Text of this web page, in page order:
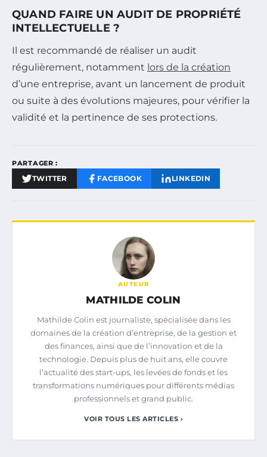
QUAND FAIRE UN AUDIT DE PROPRIÉTÉ
INTELLECTUELLE ?
Il est recommandé de réaliser un audit
régulièrement, notamment lors de la création
d’une entreprise, avant un lancement de produit
ou suite à des évolutions majeures, pour vérifier la
validité et la pertinence de ses protections.
PARTAGER :
TWITTER FACEBOOK LINKEDIN
AUTEUR
MATHILDE COLIN
Mathilde Colin est journaliste, spécialisée dans les
domaines de la création d’entreprise, de la gestion et
des finances, ainsi que de l’innovation et de la
technologie. Depuis plus de huit ans, elle couvre
l’actualité des start-ups, les levées de fonds et les
transformations numériques pour différents médias
professionnels et grand public.
VOIR TOUS LES ARTICLES ›